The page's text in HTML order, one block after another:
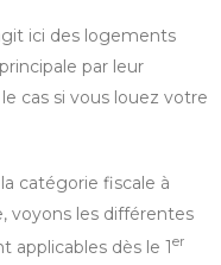
ici des logements
par leur
cas si vous louez votre
catégorie fiscale à
voyons les différentes
applicables dès le 1er